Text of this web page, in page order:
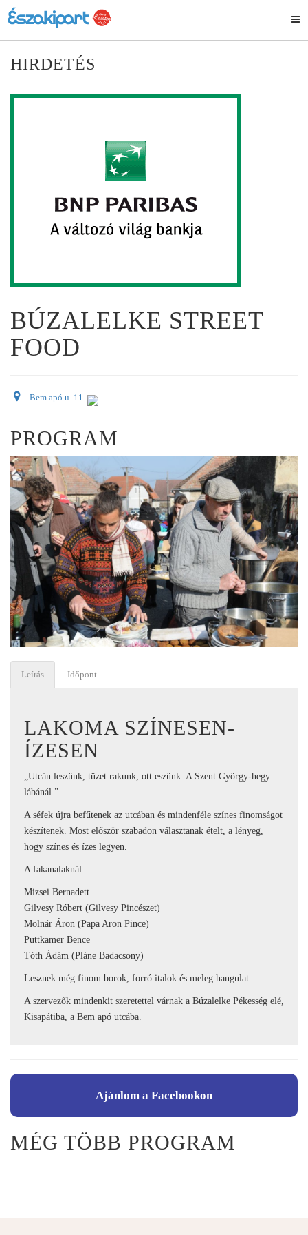
HIRDETÉS
BÚZALELKE STREET
FOOD
Bem apó u. 11.
PROGRAM
Leírás Időpont
LAKOMA SZÍNESEN-
ÍZESEN
„Utcán leszünk, tüzet rakunk, ott eszünk. A Szent György-hegy
lábánál.”
A séfek újra befűtenek az utcában és mindenféle színes finomságot
készítenek. Most először szabadon választanak ételt, a lényeg,
hogy színes és ízes legyen.
A fakanalaknál:
Mizsei Bernadett
Gilvesy Róbert (Gilvesy Pincészet)
Molnár Áron (Papa Aron Pince)
Puttkamer Bence
Tóth Ádám (Pláne Badacsony)
Lesznek még finom borok, forró italok és meleg hangulat.
A szervezők mindenkit szeretettel várnak a Búzalelke Pékesség elé,
Kisapátiba, a Bem apó utcába.
Ajánlom a Facebookon
MÉG TÖBB PROGRAM